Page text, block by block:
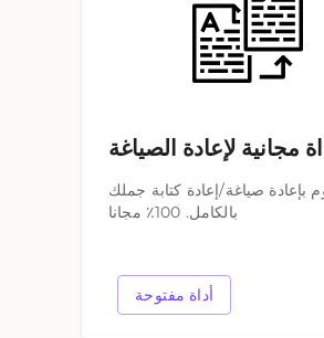
مجانية لإعادة الصياغة
صياغة/إعادة كتابة جملك
بالكامل. 100٪ مجانا
أداة مفتوحة